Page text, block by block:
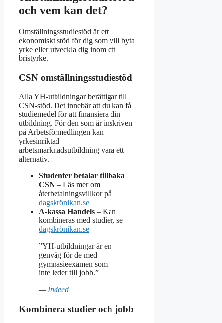
och vem kan det?
Omställningsstudiestöd är ett
ekonomiskt stöd för dig som vill byta
yrke eller utveckla dig inom ett
bristyrke.
CSN omställningsstudiestöd
Alla YH-utbildningar berättigar till
CSN-stöd. Det innebär att du kan få
studiemedel för att finansiera din
utbildning. För den som är inskriven
på Arbetsförmedlingen kan
yrkesinriktad
arbetsmarknadsutbildning vara ett
alternativ.
Studenter betalar tillbaka
CSN – Läs mer om
återbetalningsvillkor på
dagskrönikan.se
A-kassa Handels – Kan
kombineras med studier, se
dagskrönikan.se
”YH-utbildningar är en
genväg för de med
gymnasieexamen som
inte leder till jobb.”
— Indeed
Kombinera studier och jobb